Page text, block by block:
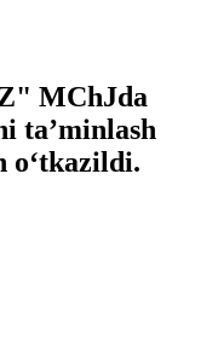
MChJda
ta’minlash
o‘tkazildi.